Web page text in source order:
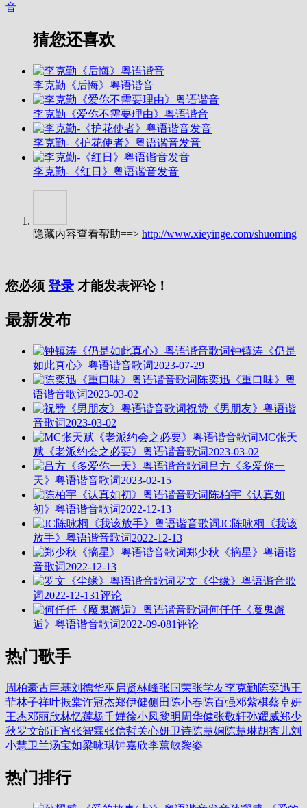
音
猜您还喜欢
李克勤《后悔》粤语谐音
李克勤《爱你不需要理由》粤语谐音
李克勤-《护花使者》粤语谐音发音
李克勤-《红日》粤语谐音发音
隐藏内容查看帮助==> http://www.xieyinge.com/shuoming
您必须 登录 才能发表评论！
最新发布
钟镇涛《仍是
如此真心》粤语谐音歌词2023-07-29
陈奕迅《重口味》粤
语谐音歌词2023-03-02
祝赞《男朋友》粤语谐
音歌词2023-03-02
MC张天
赋《老派约会之必要》粤语谐音歌词2023-03-02
吕方《多爱你一
天》粤语谐音歌词2023-02-15
陈柏宇《认真如
初》粤语谐音歌词2022-12-13
JC陈咏桐《我该
放手》粤语谐音歌词2022-12-13
郑少秋《摘星》粤语谐
音歌词2022-12-13
罗文《尘缘》粤语谐音歌
词2022-12-131评论
何仟仟《魔鬼邂
逅》粤语谐音歌词2022-09-081评论
热门歌手
周柏豪古巨基刘德华巫启贤林峰张国荣张学友李克勤陈奕迅王
菲林子祥叶振棠许冠杰郑伊健侧田 陈小春陈百强邓紫棋蔡卓妍
王杰邓丽欣林忆莲杨千嬅徐小凤黎明 周华健张敬轩孙耀威郑少
秋罗文邰正宵张智霖张信哲关心妍卫诗陈慧娴陈慧琳胡杏儿刘
小慧卫兰汤宝如梁咏琪钟嘉欣李蕙敏黎姿
热门排行